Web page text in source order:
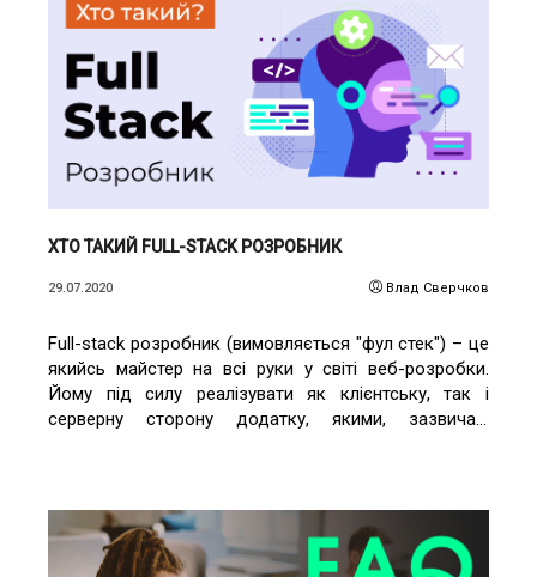
ЧИТАТИ ДЕТАЛЬНІШЕ
ХТО ТАКИЙ FULL-STACK РОЗРОБНИК
29.07.2020 Влад Сверчков
Full-stack розробник (вимовляється "фул стек") – це
якийсь майстер на всі руки у світі веб-розробки.
Йому під силу реалізувати як клієнтську, так і
серверну сторону додатку, якими, зазвичай,